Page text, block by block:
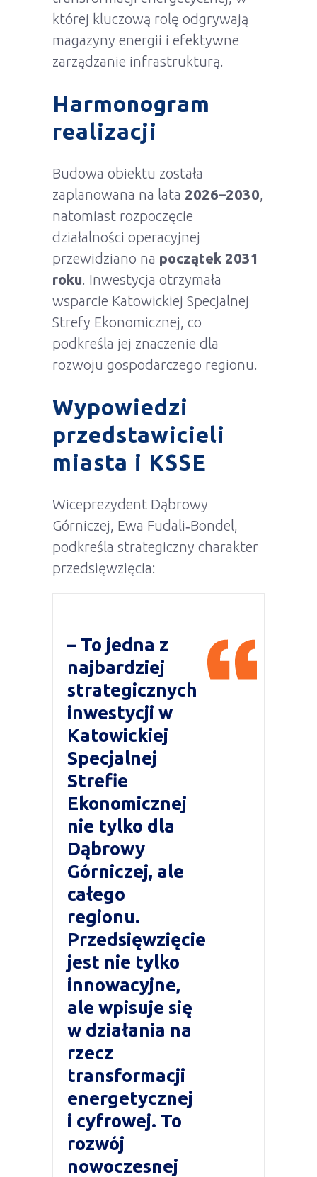
której kluczową rolę odgrywają
magazyny energii i efektywne
zarządzanie infrastrukturą.
Harmonogram
realizacji
Budowa obiektu została
zaplanowana na lata 2026–2030,
natomiast rozpoczęcie
działalności operacyjnej
przewidziano na początek 2031
roku. Inwestycja otrzymała
wsparcie Katowickiej Specjalnej
Strefy Ekonomicznej, co
podkreśla jej znaczenie dla
rozwoju gospodarczego regionu.
Wypowiedzi
przedstawicieli
miasta i KSSE
Wiceprezydent Dąbrowy
Górniczej, Ewa Fudali‑Bondel,
podkreśla strategiczny charakter
przedsięwzięcia:
– To jedna z
najbardziej
strategicznych
inwestycji w
Katowickiej
Specjalnej
Strefie
Ekonomicznej
nie tylko dla
Dąbrowy
Górniczej, ale
całego
regionu.
Przedsięwzięcie
jest nie tylko
innowacyjne,
ale wpisuje się
w działania na
rzecz
transformacji
energetycznej
i cyfrowej. To
rozwój
nowoczesnej